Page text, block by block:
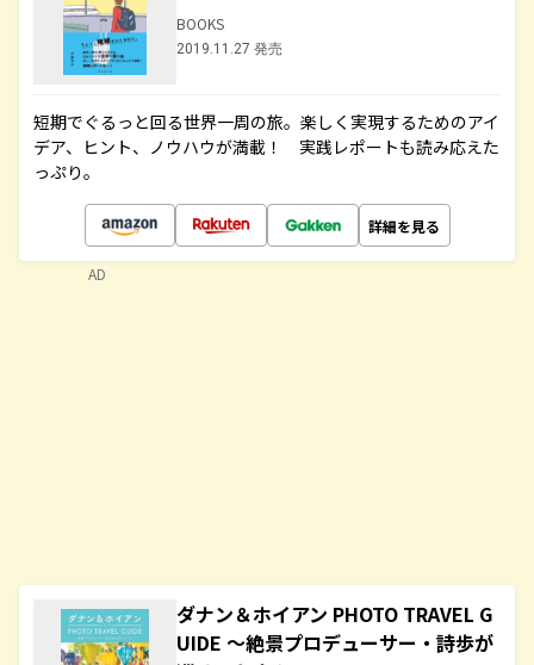
BOOKS
2019.11.27 発売
短期でぐるっと回る世界一周の旅。楽しく実現するためのアイ
デア、ヒント、ノウハウが満載！ 実践レポートも読み応えた
っぷり。
詳細を見る
ダナン＆ホイアン PHOTO TRAVEL G
UIDE ～絶景プロデューサー・詩歩が
AD